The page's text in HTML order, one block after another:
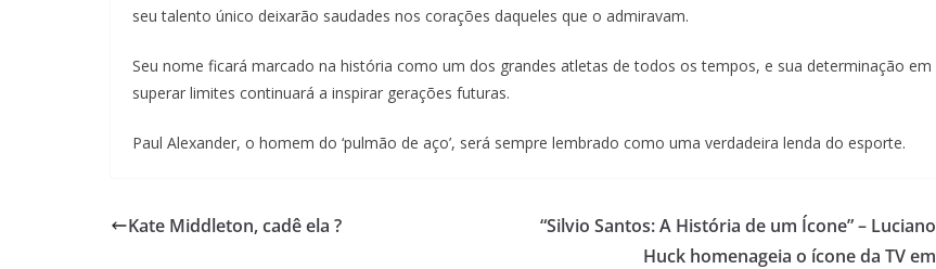
seu talento único deixarão saudades nos corações daqueles que o admiravam.
Seu nome ficará marcado na história como um dos grandes atletas de todos os tempos, e sua determinação em
superar limites continuará a inspirar gerações futuras.
Paul Alexander, o homem do ‘pulmão de aço’, será sempre lembrado como uma verdadeira lenda do esporte.
Kate Middleton, cadê ela ?
“Silvio Santos: A História de um Ícone” – Luciano
Huck homenageia o ícone da TV em